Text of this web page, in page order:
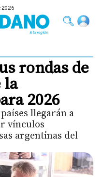
2026
rondas de
la
2026
llegarán a
vínculos
argentinas del